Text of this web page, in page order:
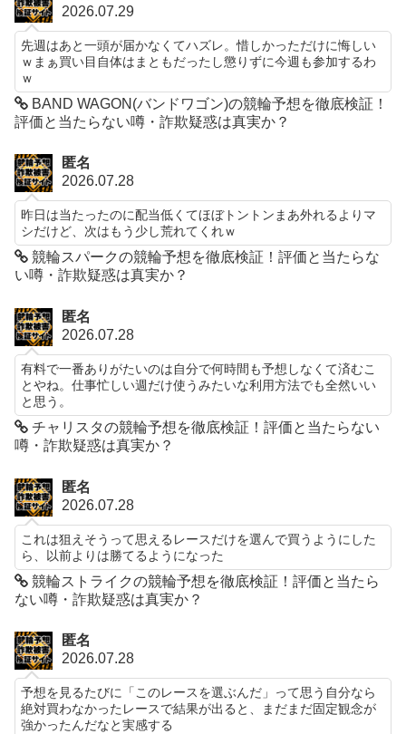
2026.07.29
先週はあと一頭が届かなくてハズレ。惜しかっただけに悔しい
ｗまぁ買い目自体はまともだったし懲りずに今週も参加するわ
ｗ
BAND WAGON(バンドワゴン)の競輪予想を徹底検証！
評価と当たらない噂・詐欺疑惑は真実か？
匿名
2026.07.28
昨日は当たったのに配当低くてほぼトントンまあ外れるよりマ
シだけど、次はもう少し荒れてくれｗ
競輪スパークの競輪予想を徹底検証！評価と当たらな
い噂・詐欺疑惑は真実か？
匿名
2026.07.28
有料で一番ありがたいのは自分で何時間も予想しなくて済むこ
とやね。仕事忙しい週だけ使うみたいな利用方法でも全然いい
と思う。
チャリスタの競輪予想を徹底検証！評価と当たらない
噂・詐欺疑惑は真実か？
匿名
2026.07.28
これは狙えそうって思えるレースだけを選んで買うようにした
ら、以前よりは勝てるようになった
競輪ストライクの競輪予想を徹底検証！評価と当たら
ない噂・詐欺疑惑は真実か？
匿名
2026.07.28
予想を見るたびに「このレースを選ぶんだ」って思う自分なら
絶対買わなかったレースで結果が出ると、まだまだ固定観念が
強かったんだなと実感する